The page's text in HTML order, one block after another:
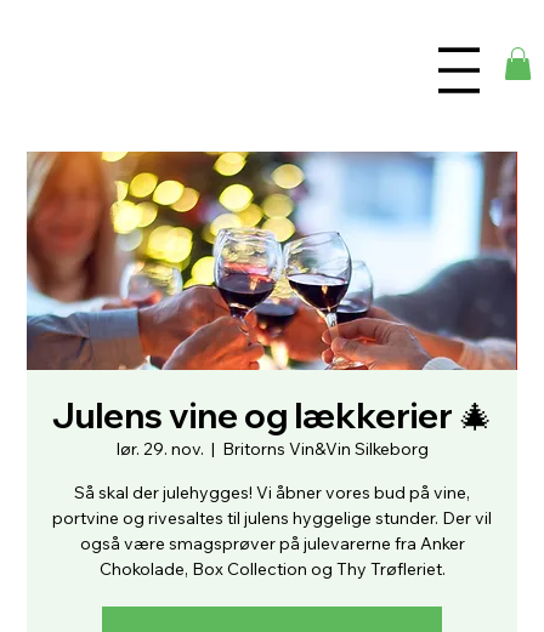
Julens vine og lækkerier 🎄
lør. 29. nov.
  |
Britorns Vin&Vin Silkeborg
Så skal der julehygges! Vi åbner vores bud på vine,
portvine og rivesaltes til julens hyggelige stunder. Der vil
også være smagsprøver på julevarerne fra Anker
Chokolade, Box Collection og Thy Trøfleriet.